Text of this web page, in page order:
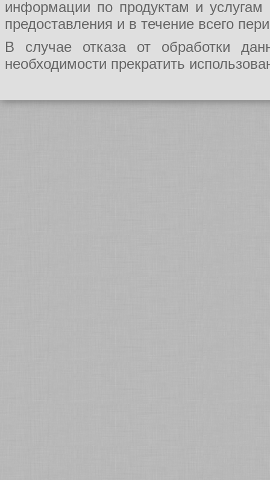
информации по продуктам и
предоставления и в течение всего
В случае отказа от обработки
необходимости прекратить